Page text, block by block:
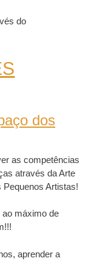
do
dos
as competências
através da Arte
Artistas!
máximo de
aprender a